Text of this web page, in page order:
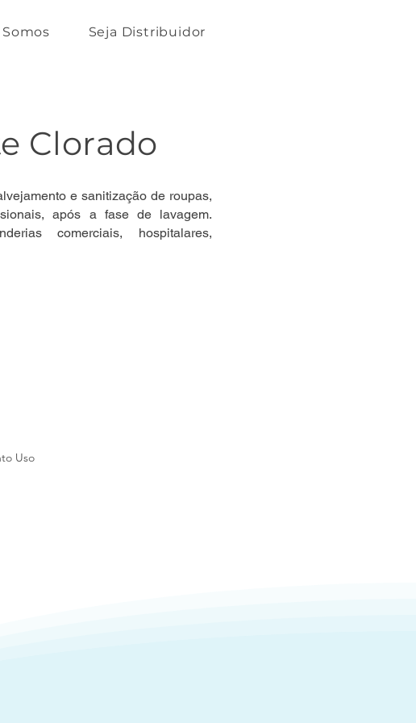
Seja Distribuidor
Clorado
e sanitização de roupas,
após a fase de lavagem.
comerciais, hospitalares,
Uso